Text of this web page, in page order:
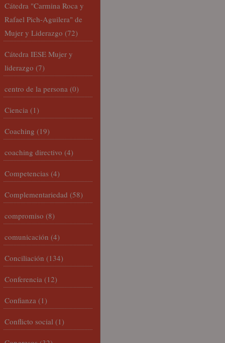
Cátedra "Carmina Roca y
Rafael Pich-Aguilera" de
Mujer y Liderazgo (72)
Cátedra IESE Mujer y
liderazgo (7)
centro de la persona (0)
Ciencia (1)
Coaching (19)
coaching directivo (4)
Competencias (4)
Complementariedad (58)
compromiso (8)
comunicación (4)
Conciliación (134)
Conferencia (12)
Confianza (1)
Conflicto social (1)